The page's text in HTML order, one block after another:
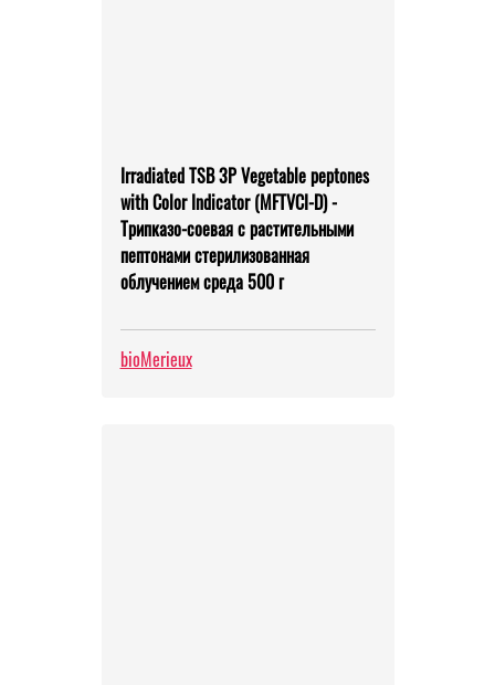
Irradiated TSB 3P Vegetable peptones
with Color Indicator (MFTVCI-D) -
Трипказо-соевая с растительными
пептонами стерилизованная
облучением среда 500 г
bioMerieux